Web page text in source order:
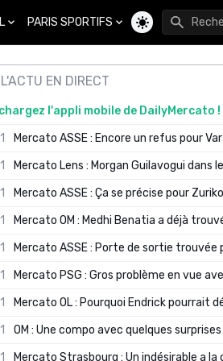
PARIS SPORTIFS
Changer de
L'ACTU EN DIRECT
l'appli mobile de DailyMercato !
Mercato ASSE : Encore un refus pour
Mercato Lens : Morgan Guilavogui dans
Mercato ASSE : Ça se précise pour
Mercato OM : Medhi Benatia a déjà
Mercato ASSE : Porte de sortie trouvée
Mercato PSG : Gros problème en vue
Mercato OL : Pourquoi Endrick pourrait
OM : Une compo avec quelques surprises
Mercato Strasbourg : Un indésirable a la